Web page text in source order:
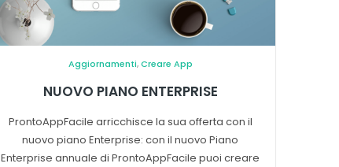
Aggiornamenti,Creare App
NUOVO PIANO ENTERPRISE
ProntoAppFacile arricchisce la sua offerta con il
nuovo piano Enterprise: con il nuovo Piano
Enterprise annuale di ProntoAppFacile puoi creare